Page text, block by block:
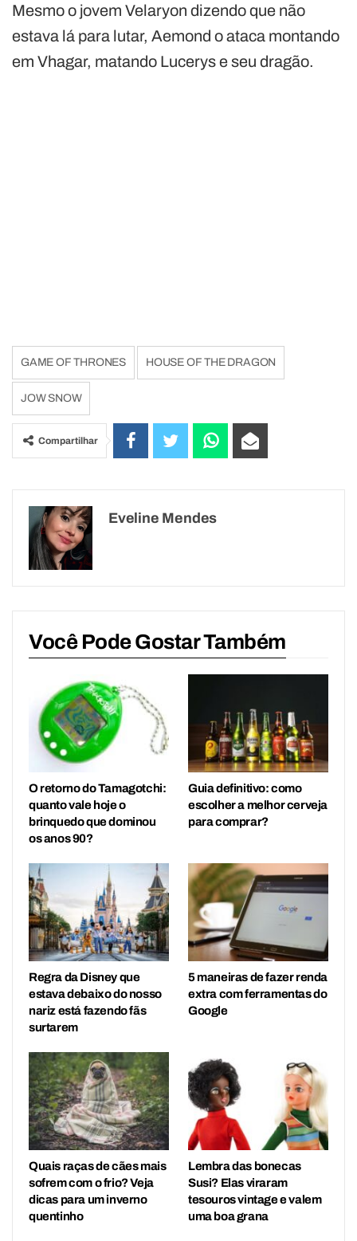
Mesmo o jovem Velaryon dizendo que não
estava lá para lutar, Aemond o ataca montando
em Vhagar, matando Lucerys e seu dragão.
GAME OF THRONES HOUSE OF THE DRAGON
JOW SNOW
Compartilhar
Eveline Mendes
Você Pode Gostar Também
O retorno do Tamagotchi:
quanto vale hoje o
brinquedo que dominou
os anos 90?
Guia definitivo: como
escolher a melhor cerveja
para comprar?
Regra da Disney que
estava debaixo do nosso
nariz está fazendo fãs
surtarem
5 maneiras de fazer renda
extra com ferramentas do
Google
Quais raças de cães mais
sofrem com o frio? Veja
dicas para um inverno
quentinho
Lembra das bonecas
Susi? Elas viraram
tesouros vintage e valem
uma boa grana